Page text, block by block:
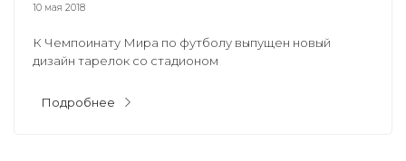
10 мая 2018
К Чемпоинату Мира по футболу выпущен новый
дизайн тарелок со стадионом
Подробнее